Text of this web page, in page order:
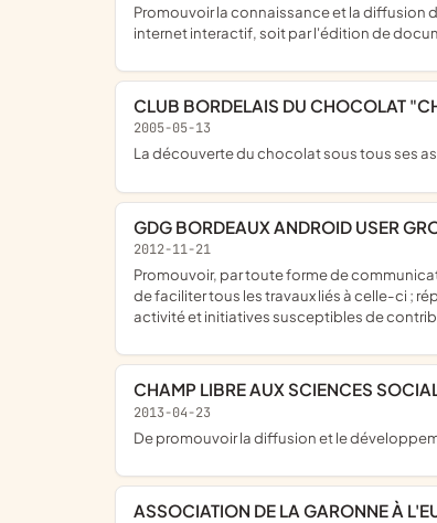
promouvoir la connaissance et la diffusion de travaux résultant de recherches archéologiques ou historiques sectorielles, ou de création artistique, soit par la gestion d'un site
internet interactif, soit par l'édition de
CLUB BORDELAIS DU CHOCOLAT
2005-05-13
la découverte du chocolat sous tous ses
GDG BORDEAUX ANDROID USER
2012-11-21
promouvoir, par toute forme de communication, les technologies et projets autour de la technologie Android ; permettre aux acteurs de cette technologie de se rencontrer afin
de faciliter tous les travaux liés à celle-ci ;
activité et initiatives susceptibles de
CHAMP LIBRE AUX SCIENCES
2013-04-23
de promouvoir la diffusion et le
ASSOCIATION DE LA GARONNE À